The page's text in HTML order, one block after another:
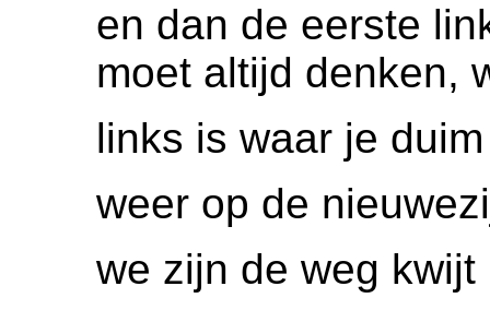
en dan de eerste
moet altijd denken,
links is waar je
weer op de
we zijn de weg kwijt